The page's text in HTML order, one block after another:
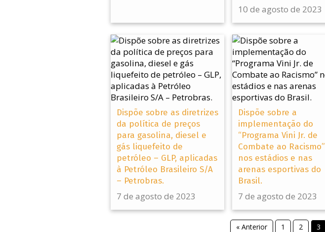
10 de agosto de 2023
Dispõe sobre as diretrizes
da política de preços
para gasolina, diesel e
gás liquefeito de
petróleo – GLP, aplicadas
à Petróleo Brasileiro S/A
– Petrobras.
7 de agosto de 2023
Dispõe sobre a
implementação do
“Programa Vini Jr. de
Combate ao Racismo”
nos estádios e nas
arenas esportivas do
Brasil.
7 de agosto de 2023
« Anterior 1 2 3